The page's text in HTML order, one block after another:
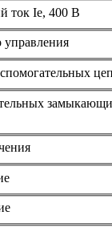
ток Ie, 400 В
управления